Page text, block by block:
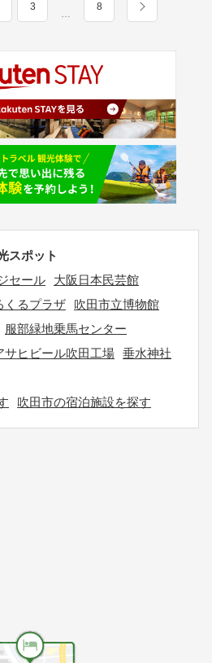
3
…
8
スポット
セール
大阪日本民芸館
くるプラザ
吹田市立博物館
服部緑地乗馬センター
サヒビール吹田工場 垂水神社
吹田市の宿泊施設を探す